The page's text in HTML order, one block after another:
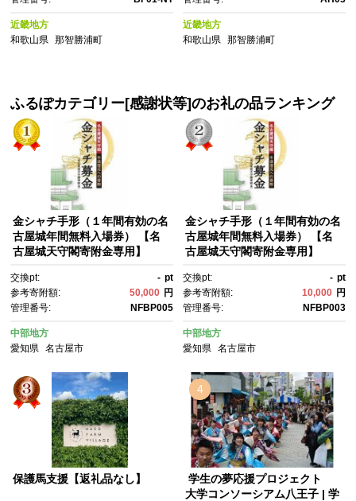
ロ おすすめマグロ ギフト 贈
答 まぐろ和歌山 那智勝浦生ま
ぐろ水揚げNO.1 マグロ刺身 冷
蔵マグロ めばちマグロ まぐろ
近畿地方
和歌山県
那智勝浦町
シ クジラ 産地直送 赤身・脂
身・さえずり・尾の身・ベーコ
ン 家庭【鯨 クジラ 鯨肉 くじ
ら いわし鯨 脂身 鯨 クジ
近畿地方
和歌山県 那智勝浦町
ふるぽカテゴリー[感謝状等]のお礼の品ランキング
金シャチ手形（１年間有効の名
古屋城年間無料入場券） 【名
古屋城天守閣寄附金専用】
交換pt: - pt
参考寄附額:
50,000 円
管理番号:
NFBP005
中部地方
愛知県
名古屋市
金シャチ手形（１年間有効の名
古屋城年間無料入場券） 【名
古屋城天守閣寄附金専用】
交換pt: - pt
参考寄附額:
10,000 円
管理番号:
NFBP003
中部地方
愛知県 名古屋市
保護馬支援【返礼品なし】
4
学生の夢応援プロジェクト
大学コンソーシアム八王子 | 学